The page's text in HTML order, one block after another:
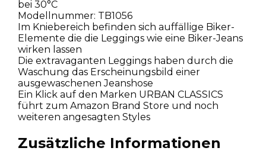
bei 30°C
Modellnummer: TB1056
Im Kniebereich befinden sich auffällige Biker-
Elemente die die Leggings wie eine Biker-Jeans
wirken lassen
Die extravaganten Leggings haben durch die
Waschung das Erscheinungsbild einer
ausgewaschenen Jeanshose
Ein Klick auf den Marken URBAN CLASSICS
führt zum Amazon Brand Store und noch
weiteren angesagten Styles
Zusätzliche Informationen